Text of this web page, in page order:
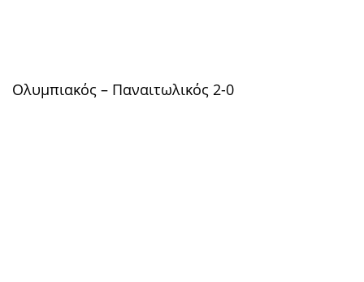
Ολυμπιακός – Παναιτωλικός 2-0